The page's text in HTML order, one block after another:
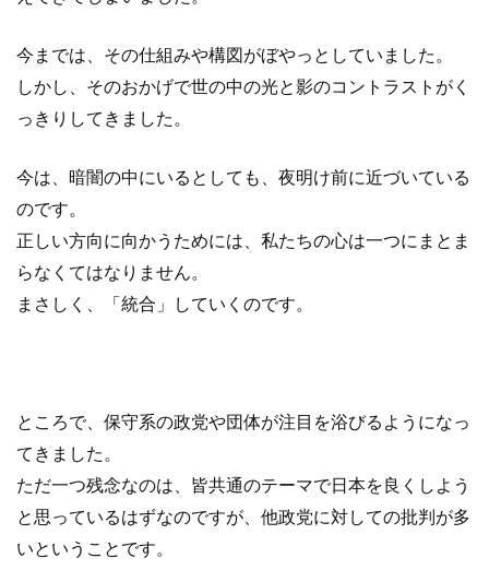
今までは、その仕組みや構図がぼやっとしていました。
しかし、そのおかげで世の中の光と影のコントラストがく
っきりしてきました。
今は、暗闇の中にいるとしても、夜明け前に近づいている
のです。
正しい方向に向かうためには、私たちの心は一つにまとま
らなくてはなりません。
まさしく、「統合」していくのです。
ところで、保守系の政党や団体が注目を浴びるようになっ
てきました。
ただ一つ残念なのは、皆共通のテーマで日本を良くしよう
と思っているはずなのですが、他政党に対しての批判が多
いということです。